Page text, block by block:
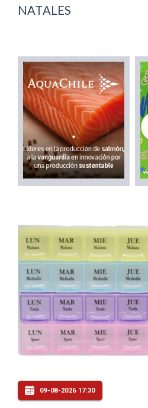
NATALES
09-08-2026 17:30